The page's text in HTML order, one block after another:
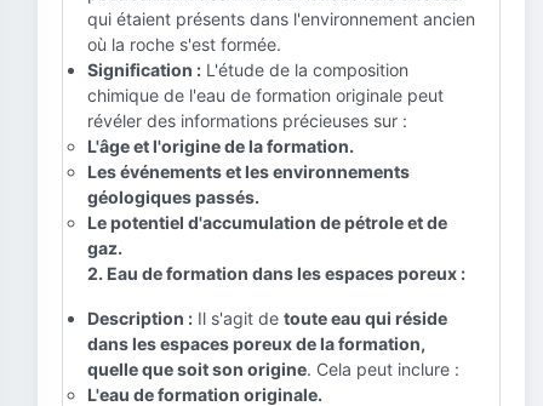
qui étaient présents dans l'environnement ancien
où la roche s'est formée.
Signification : L'étude de la composition
chimique de l'eau de formation originale peut
révéler des informations précieuses sur :
L'âge et l'origine de la formation.
Les événements et les environnements
géologiques passés.
Le potentiel d'accumulation de pétrole et de
gaz.
2. Eau de formation dans les espaces poreux :
Description : Il s'agit de toute eau qui réside
dans les espaces poreux de la formation,
quelle que soit son origine. Cela peut inclure :
L'eau de formation originale.